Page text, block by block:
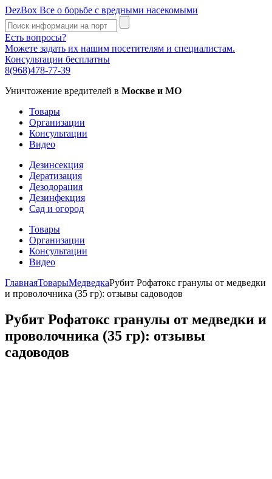
DezBox Все о борьбе с вредными насекомыми
Есть вопросы?
Можете задать их нашим посетителям и специалистам.
Консультации бесплатны
8(968)478-77-39
Уничтожение вредителей в Москве и МО
Товары
Организации
Консультации
Видео
Дезинсекция
Дератизация
Дезодорация
Дезинфекция
Сад и огород
Товары
Организации
Консультации
Видео
ГлавнаяТоварыМедведкаРубит Рофатокс гранулы от медведки
и проволочника (35 гр): отзывы садоводов
Рубит Рофатокс гранулы от медведки и
проволочника (35 гр): отзывы
садоводов